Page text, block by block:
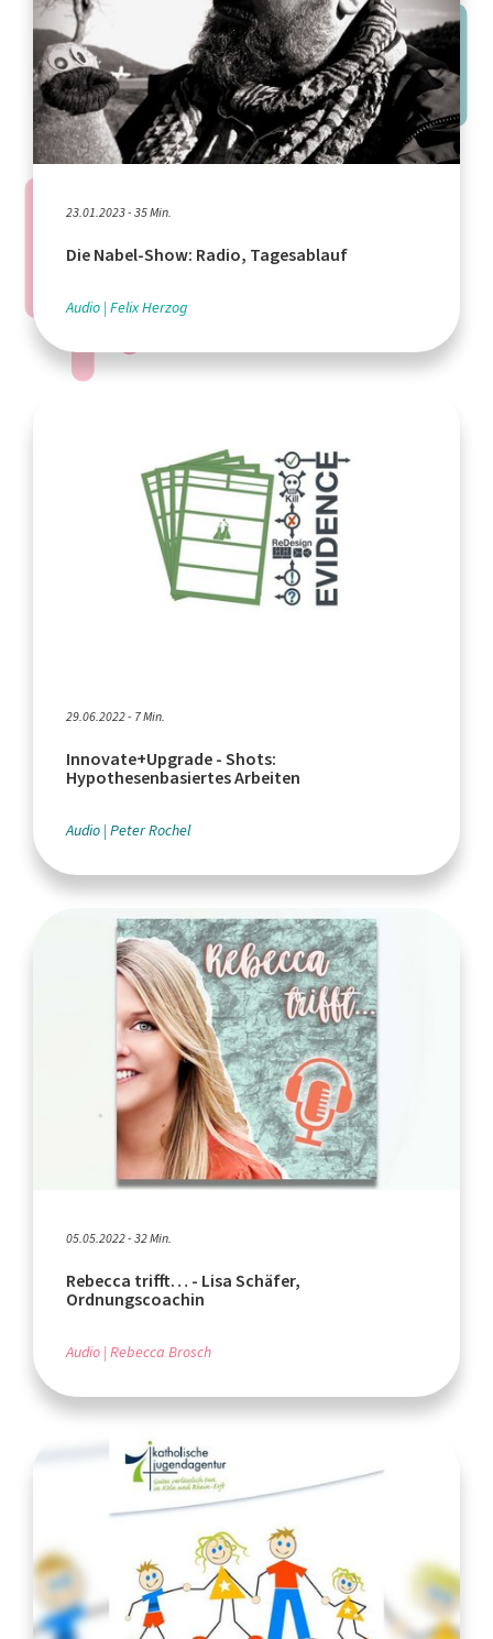
23.01.2023 - 35 Min.
Die Nabel-Show: Radio, Tagesablauf
Audio Felix Herzog
29.06.2022 - 7 Min.
Innovate+Upgrade - Shots:
Hypothesenbasiertes Arbeiten
Audio Peter Rochel
05.05.2022 - 32 Min.
Rebecca trifft… - Lisa Schäfer,
Ordnungscoachin
Audio Rebecca Brosch